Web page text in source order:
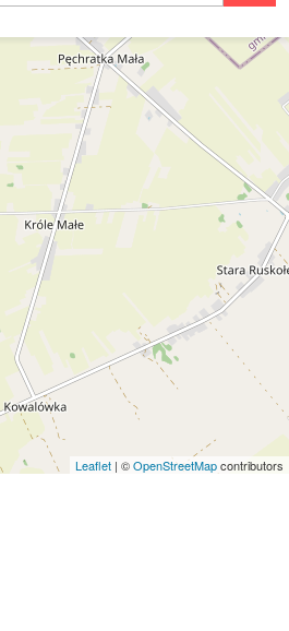
Leaflet | ©OpenStreetMapcontributors